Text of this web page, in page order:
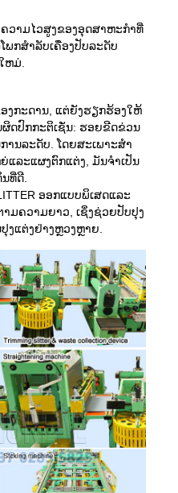
ວາມໄວສູງຂອງອຸດສາຫະກໍາທີ່
ພກສໍາລັບເຄື່ອງປັບລະດັບ
ຫມ່.
ງກະດານ, ແຕ່ຍັງຮຽກຮ້ອງໃຫ້
ດປົກກະຕິເຊັ່ນ: ຮອຍຂີດຂ່ວນ
ານລະດັບ. ໂດຍສະເພາະສໍາ
ແລະແຜງຕົກແຕ່ງ, ມັນຈໍາເປັນ
ທີ່ດີ.
ອອກແບບພິເສດແລະ
ມຄວາມຍາວ, ເຊິ່ງຊ່ວຍປັບປຸງ
ງແຕ່ງຢ່າງຫຼວງຫຼາຍ.